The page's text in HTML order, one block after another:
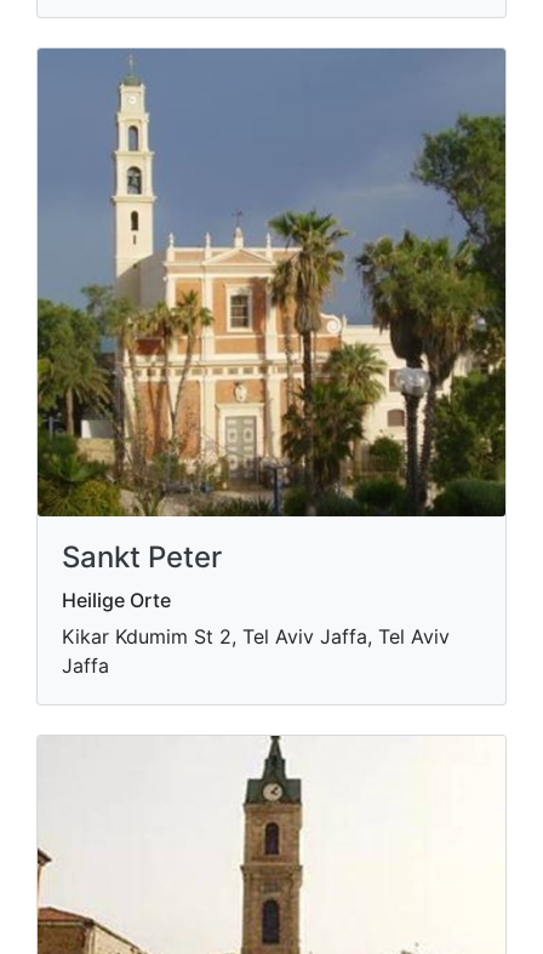
Sankt Peter
Heilige Orte
Kikar Kdumim St 2, Tel Aviv Jaffa, Tel Aviv
Jaffa